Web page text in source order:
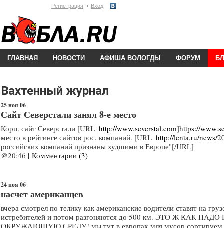
Регистрация Вход
ГЛАВНАЯ НОВОСТИ АФИША ВОЛОГДЫ ФОРУМ
Вахтенный журнал
25 ноя 06
Сайт Северстали занял 8-е место
Корп. сайт Северстали [URL=http://www.severstal.com]https://
место в рейтинге сайтов рос. компаний. [URL=http://lenta.ru/news/
российских компаний признаны худшими в Европе"[/URL]
@20:46 | Комментарии (3)
24 ноя 06
насчет американцев
вчера смотрел по телику как американские водители ставят на
истребителей и потом разгоняются до 500 км. ЭТО Ж КАК
ОКРУЖАЮЩУЮ СРЕДУ! мы тут в европах мля мусор сортируем,